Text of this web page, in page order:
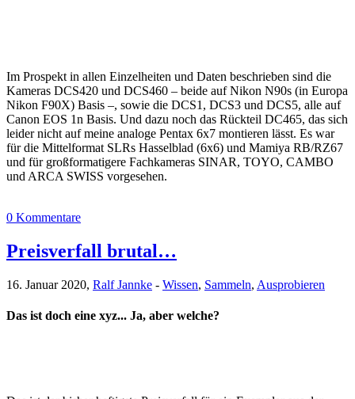
Im Prospekt in allen Einzelheiten und Daten beschrieben sind die
Kameras DCS420 und DCS460 – beide auf Nikon N90s (in Europa
Nikon F90X) Basis –, sowie die DCS1, DCS3 und DCS5, alle auf
Canon EOS 1n Basis. Und dazu noch das Rückteil DC465, das sich
leider nicht auf meine analoge Pentax 6x7 montieren lässt. Es war
für die Mittelformat SLRs Hasselblad (6x6) und Mamiya RB/RZ67
und für großformatigere Fachkameras SINAR, TOYO, CAMBO
und ARCA SWISS vorgesehen.
0 Kommentare
Preisverfall brutal…
16. Januar 2020, Ralf Jannke - Wissen, Sammeln, Ausprobieren
Das ist doch eine xyz... Ja, aber welche?